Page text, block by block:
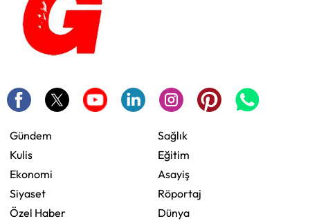
Gündem
Kulis
Ekonomi
Siyaset
Özel Haber
Sağlık
Eğitim
Asayiş
Röportaj
Dünya